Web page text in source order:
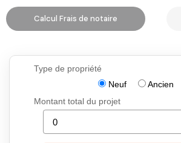
Calcul Frais de notaire